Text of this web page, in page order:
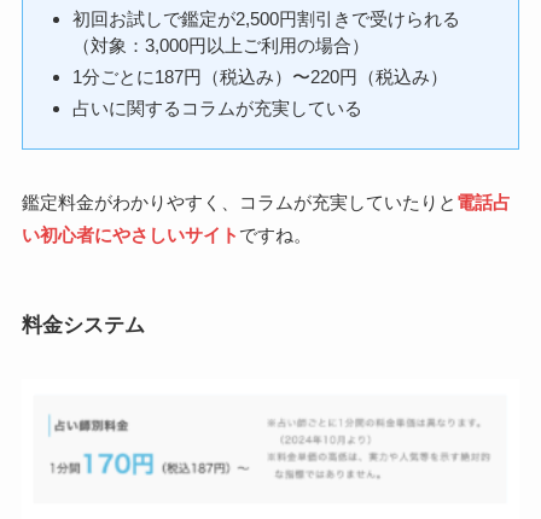
初回お試しで鑑定が2,500円割引きで受けられる
（対象：3,000円以上ご利用の場合）
1分ごとに187円（税込み）〜220円（税込み）
占いに関するコラムが充実している
鑑定料金がわかりやすく、コラムが充実していたりと 電話占
い初心者にやさしいサイト ですね。
料金システム